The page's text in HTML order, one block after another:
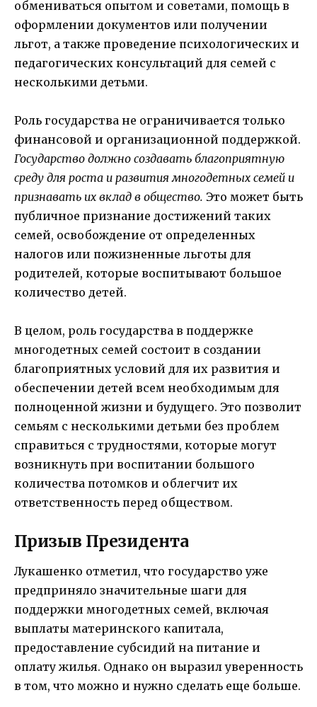
обмениваться опытом и советами, помощь в
оформлении документов или получении
льгот, а также проведение психологических и
педагогических консультаций для семей с
несколькими детьми.
Роль государства не ограничивается только
финансовой и организационной поддержкой.
Государство должно создавать благоприятную
среду для роста и развития многодетных семей и
признавать их вклад в общество. Это может быть
публичное признание достижений таких
семей, освобождение от определенных
налогов или пожизненные льготы для
родителей, которые воспитывают большое
количество детей.
В целом, роль государства в поддержке
многодетных семей состоит в создании
благоприятных условий для их развития и
обеспечении детей всем необходимым для
полноценной жизни и будущего. Это позволит
семьям с несколькими детьми без проблем
справиться с трудностями, которые могут
возникнуть при воспитании большого
количества потомков и облегчит их
ответственность перед обществом.
Призыв Президента
Лукашенко отметил, что государство уже
предприняло значительные шаги для
поддержки многодетных семей, включая
выплаты материнского капитала,
предоставление субсидий на питание и
оплату жилья. Однако он выразил уверенность
в том, что можно и нужно сделать еще больше.